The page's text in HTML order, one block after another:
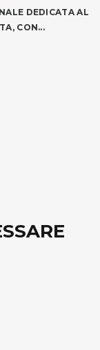
DEDICATA AL
CON...